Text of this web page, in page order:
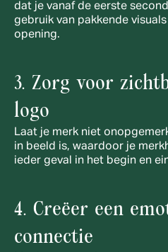
dat je vanaf de eerste
gebruik van pakkende
opening.
3. Zorg voor
logo
Laat je merk niet
in beeld is, waardoor je
ieder geval in het begin en
4. Creëer een
connectie